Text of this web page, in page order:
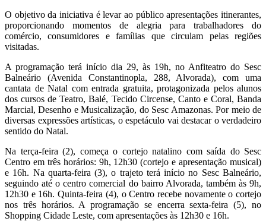
O objetivo da iniciativa é levar ao público apresentações itinerantes,
proporcionando momentos de alegria para trabalhadores do
comércio, consumidores e famílias que circulam pelas regiões
visitadas.
A programação terá início dia 29, às 19h, no Anfiteatro do Sesc
Balneário (Avenida Constantinopla, 288, Alvorada), com uma
cantata de Natal com entrada gratuita, protagonizada pelos alunos
dos cursos de Teatro, Balé, Tecido Circense, Canto e Coral, Banda
Marcial, Desenho e Musicalização, do Sesc Amazonas. Por meio de
diversas expressões artísticas, o espetáculo vai destacar o verdadeiro
sentido do Natal.
Na terça-feira (2), começa o cortejo natalino com saída do Sesc
Centro em três horários: 9h, 12h30 (cortejo e apresentação musical)
e 16h. Na quarta-feira (3), o trajeto terá início no Sesc Balneário,
seguindo até o centro comercial do bairro Alvorada, também às 9h,
12h30 e 16h. Quinta-feira (4), o Centro recebe novamente o cortejo
nos três horários. A programação se encerra sexta-feira (5), no
Shopping Cidade Leste, com apresentações às 12h30 e 16h.